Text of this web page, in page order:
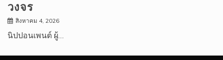
วงจร
สิงหาคม 4, 2026
นิปปอนเพนต์ ผู้…